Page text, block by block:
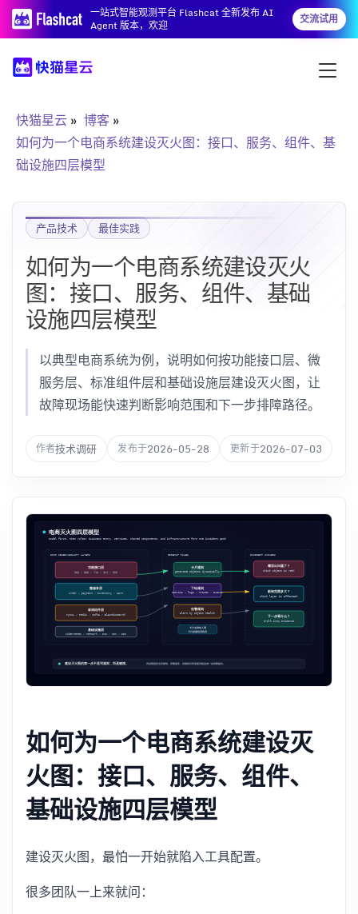
一站式智能观测平台 Flashcat 全新发布 AI
Agent 版本，欢迎
交流试用
快猫星云
博客
如何为一个电商系统建设灭火图：接口、服务、组件、基
础设施四层模型
产品技术 最佳实践
如何为一个电商系统建设灭火
图：接口、服务、组件、基础
设施四层模型
以典型电商系统为例，说明如何按功能接口层、微
服务层、标准组件层和基础设施层建设灭火图，让
故障现场能快速判断影响范围和下一步排障路径。
作者技术调研 发布于2026-05-28 更新于2026-07-03
如何为一个电商系统建设灭
火图：接口、服务、组件、
基础设施四层模型
建设灭火图，最怕一开始就陷入工具配置。
很多团队一上来就问：